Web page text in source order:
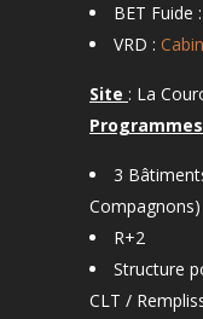
BET Fuide :
VRD :
Site : La
Programmes
3
Compagnons)
R+2
Structure
CLT /